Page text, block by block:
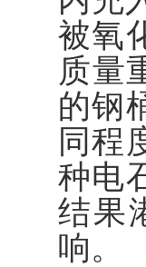
被氧
质量
的钢
同程
种电
结果
响。